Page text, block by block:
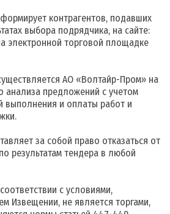
контрагентов, подавших
выбора подрядчика, на сайте:
электронной торговой площадке
АО «Волтайр-Пром» на
анализа предложений с учетом
выполнения и оплаты работ и
за собой право отказаться от
результатам тендера в любой
с условиями,
Извещении, не является торгами,